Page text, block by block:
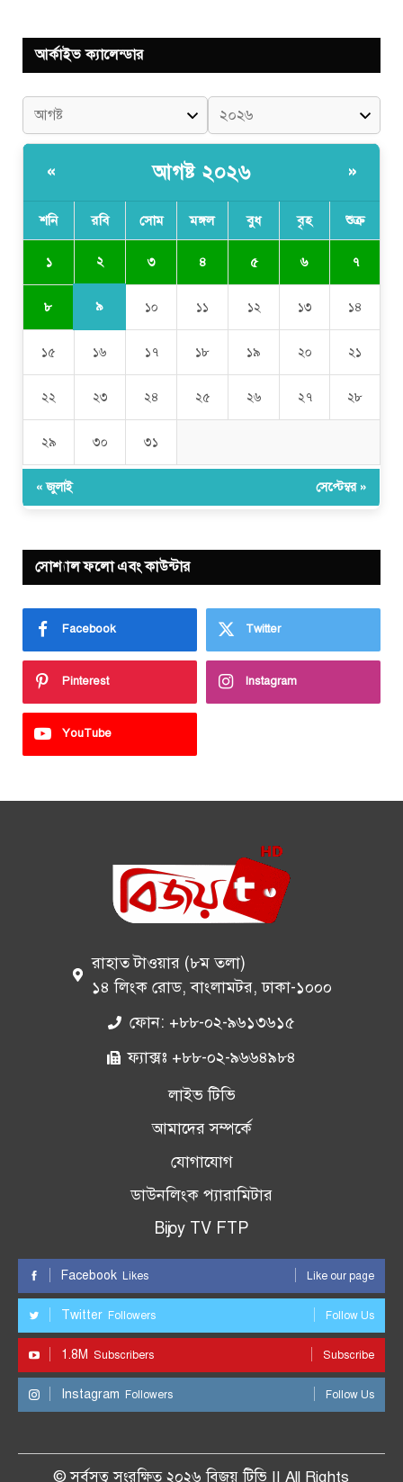
আর্কাইভ ক্যালেন্ডার
« আগষ্ট ২০২৬ »
শনি রবি সোম মঙ্গল বুধ বৃহ শুক্র
১ ২ ৩ ৪ ৫ ৬ ৭
৮ ৯ ১০ ১১ ১২ ১৩ ১৪
১৫ ১৬ ১৭ ১৮ ১৯ ২০ ২১
২২ ২৩ ২৪ ২৫ ২৬ ২৭ ২৮
২৯ ৩০ ৩১
« জুলাই সেপ্টেম্বর »
সোশ্যাল ফলো এবং কাউন্টার
Facebook Twitter
Pinterest Instagram
YouTube
রাহাত টাওয়ার (৮ম তলা)
১৪ লিংক রোড, বাংলামটর, ঢাকা-১০০০
ফোন: +৮৮-০২-৯৬১৩৬১৫
ফ্যাক্সঃ +৮৮-০২-৯৬৬৪৯৮৪
লাইভ টিভি
আমাদের সম্পর্কে
যোগাযোগ
ডাউনলিংক প্যারামিটার
Bijoy TV FTP
Facebook Likes Like our page
Twitter Followers Follow Us
1.8M Subscribers Subscribe
Instagram Followers Follow Us
© সর্বসত্ব সংরক্ষিত ২০২৬ বিজয় টিভি || All Rights